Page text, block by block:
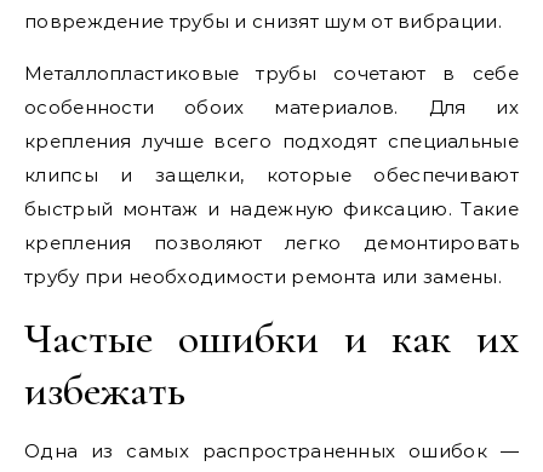
повреждение трубы и снизят шум от вибрации.
Металлопластиковые трубы сочетают в себе
особенности обоих материалов. Для их
крепления лучше всего подходят специальные
клипсы и защелки, которые обеспечивают
быстрый монтаж и надежную фиксацию. Такие
крепления позволяют легко демонтировать
трубу при необходимости ремонта или замены.
Частые ошибки и как их
избежать
Одна из самых распространенных ошибок —